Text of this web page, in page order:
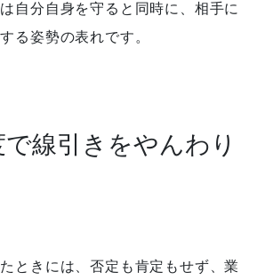
自分自身を守ると同時に、相手に
る姿勢の表れです。
線引きをやんわり
ときには、否定も肯定もせず、業